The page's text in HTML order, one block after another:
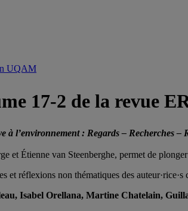
17-2 de la revue
à l’environnement : Regards – Recherches –
et Étienne van Steenberghe, permet de
et réflexions non thématiques des auteur·rice·s
Isabel Orellana, Martine Chatelain,